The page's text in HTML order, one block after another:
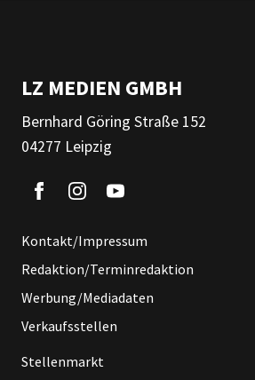
LZ MEDIEN GMBH
Bernhard Göring Straße 152
04277 Leipzig
Kontakt/Impressum
Redaktion/Terminredaktion
Werbung/Mediadaten
Verkaufsstellen
Stellenmarkt